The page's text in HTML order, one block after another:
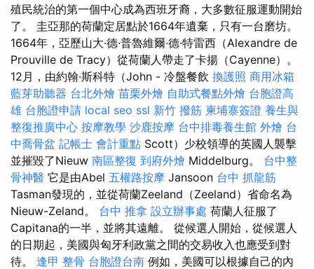
殖民統治的第一個中心成為西班牙裔，大多數征服運動開始
了。 圭亞那的荷蘭定居點於1664年遺棄，只有一台磨坊。
1664年，亞歷山大·德·普魯維爾·德·特雷西（Alexandre de
Prouville de Tracy）從荷蘭人帶走了卡揚（Cayenne）。
12月，由約翰·斯科特（John - 冷盤餐飲 換護照 商用冰箱
藍芽助聽器 台北外燴 苗栗外燴 自助式餐點外燴 台胞證高
雄 台胞證申請 local seo ssl 新竹 撥筋 柬埔寨簽證 養生與
整復推廣中心 按摩教學 沙鹿按摩 台中排毒養生館 外燴 台
中喬骨盆 記帳士 會計重點 Scott）少校領導的英國人襲擊
並摧毀了Nieuw 南區整復 到府外燴 Middelburg。 台中整
骨神醫 它是由Abel 五權路按摩 Jansoon 台中 抓龍筋
Tasman發現的，並從荷蘭Zeeland（Zeeland）省命名為
Nieuw-Zeland。 台中 推拿 設立辦事處 荷蘭人征服了
Capitana的一半，並將其遠離。 從候選人開始，從候選人
的日期起，美國與匈牙利政黨之間的交易收入也應受到對
待。 逢甲 整骨 台胞證台南 例如，美國可以根據自己的內